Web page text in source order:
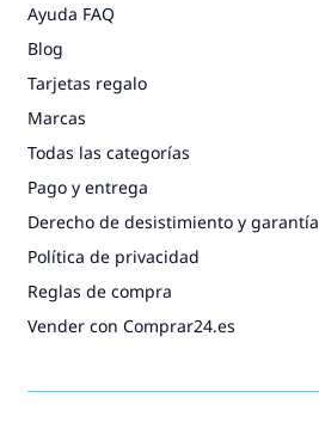
Ayuda FAQ
Blog
Tarjetas regalo
Marcas
Todas las categorías
Pago y entrega
Derecho de desistimiento y garantía
Política de privacidad
Reglas de compra
Vender con Comprar24.es